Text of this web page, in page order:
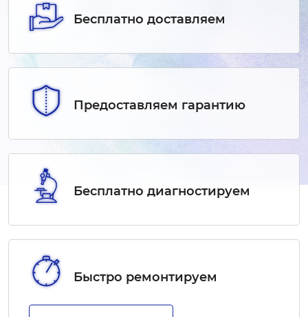
Бесплатно доставляем
Предоставляем гарантию
Бесплатно диагностируем
Быстро ремонтируем